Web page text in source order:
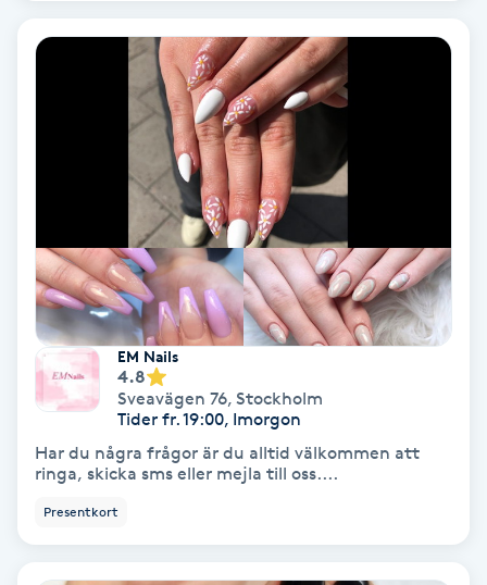
Hot Stone Massage
Huduppstramning
Hudvård
Hyaluronsyra
Hyperhidros
Hypnos
EM Nails
4.8
Sveavägen 76, Stockholm
Tider fr. 19:00, Imorgon
Har du några frågor är du alltid välkommen att
ringa, skicka sms eller mejla till oss....
Presentkort